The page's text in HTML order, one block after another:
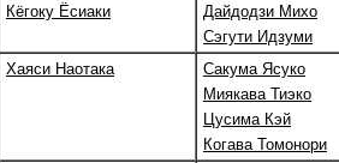
Кёгоку Ёсиаки
Дайдодзи Михо
Сэгути Идзуми
Хаяси Наотака
Сакума Ясуко
Миякава Тиэко
Цусима Кэй
Когава Томонори